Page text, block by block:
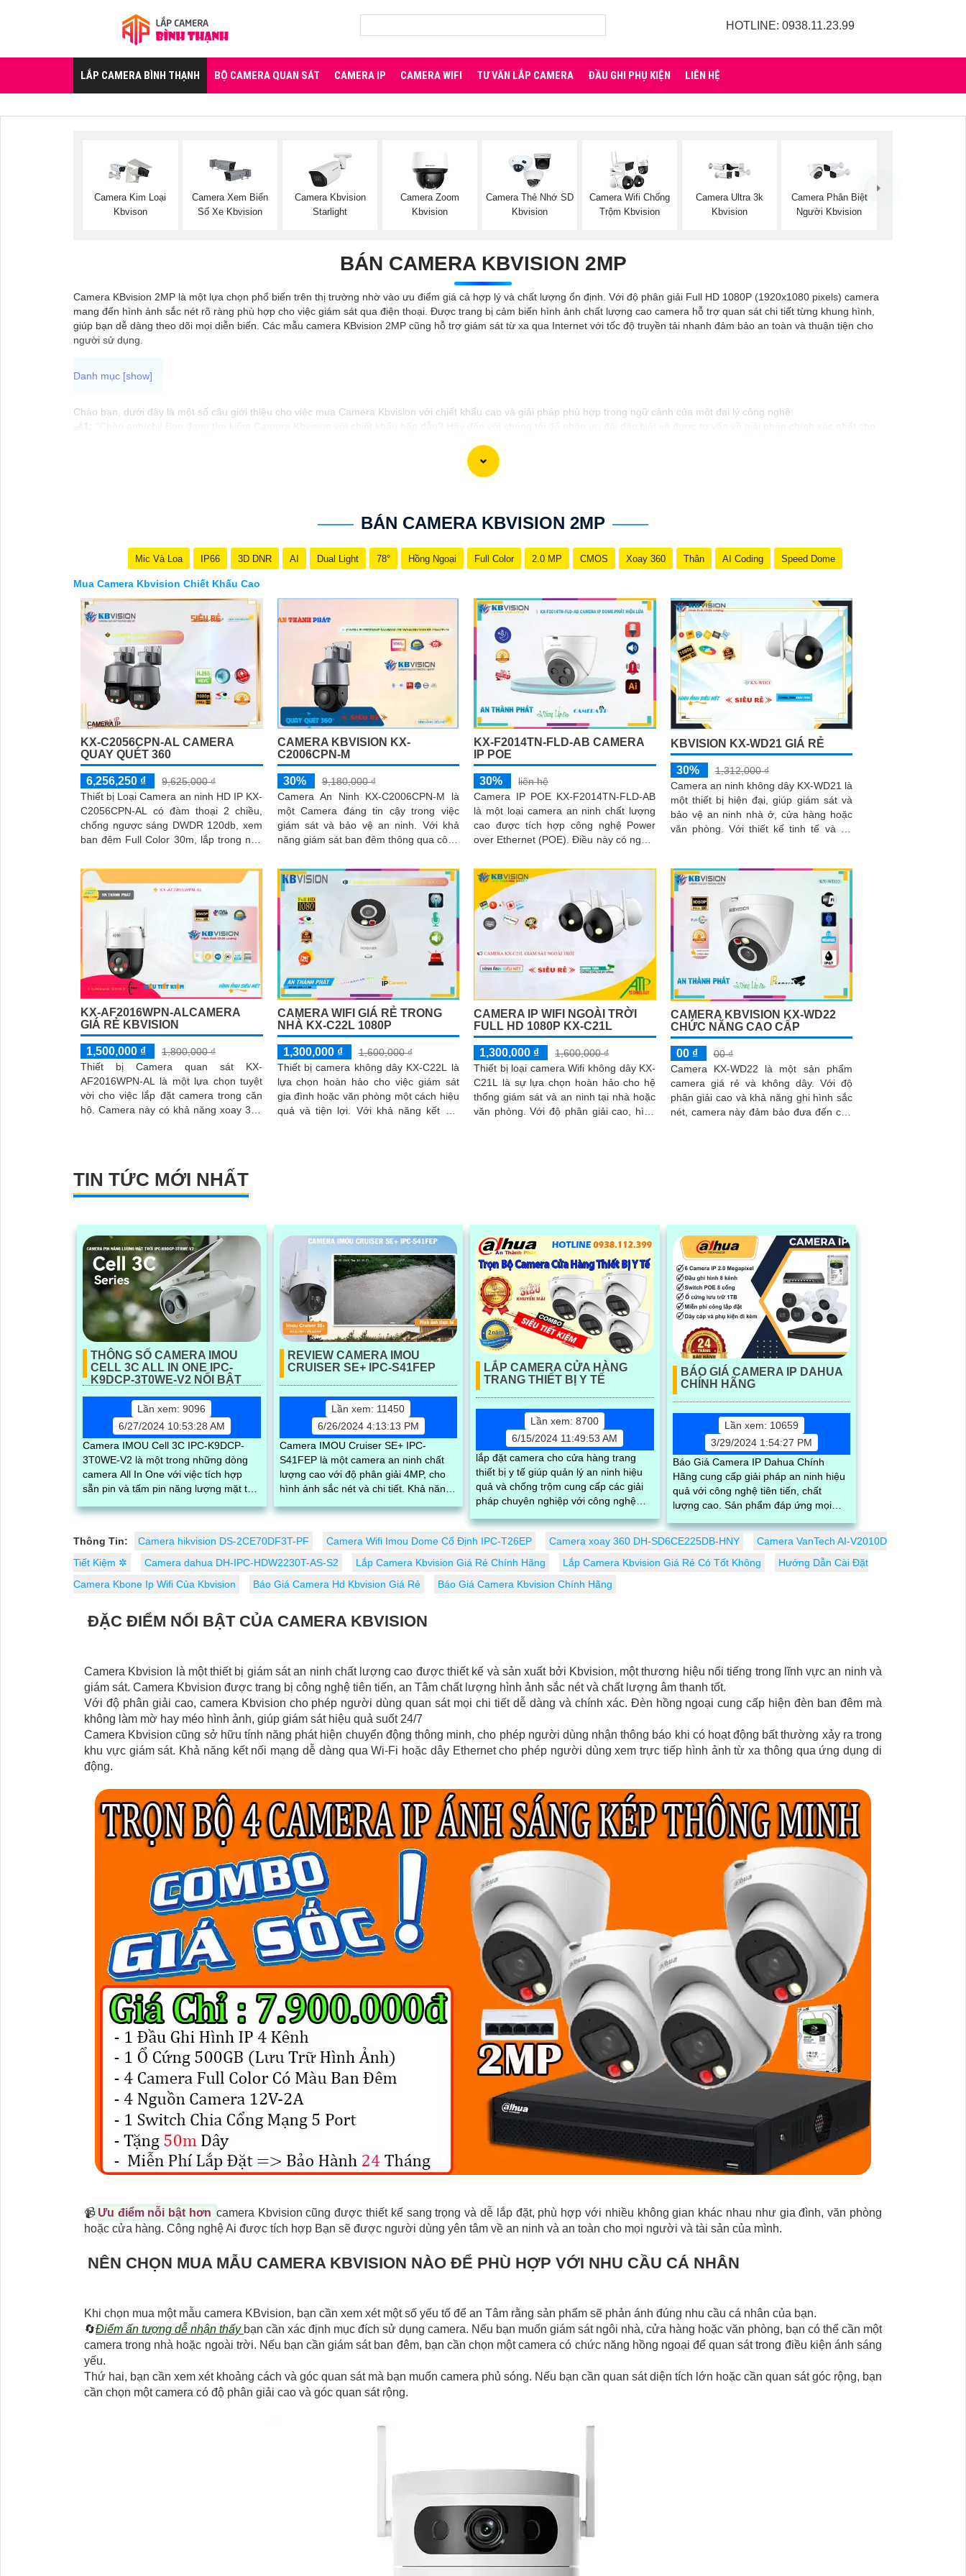
HOTLINE: 0938.11.23.99
LẮP CAMERA BÌNH THẠNH BỘ CAMERA QUAN SÁT CAMERA IP CAMERA WIFI TƯ VẤN LẮP CAMERA ĐẦU GHI PHỤ KIỆN LIÊN HỆ
Camera Kim Loại
Kbvison
Camera Xem Biển
Số Xe Kbvision
Camera Kbvision
Starlight
Camera Zoom
Kbvision
Camera Thẻ Nhớ SD
Kbvision
Camera Wifi Chống
Trộm Kbvision
Camera Ultra 3k
Kbvision
Camera Phân Biệt
Người Kbvision
BÁN CAMERA KBVISION 2MP
Camera KBvision 2MP là một lựa chọn phổ biến trên thị trường nhờ vào ưu điểm giá cả hợp lý và chất lượng ổn định. Với độ phân giải Full HD 1080P (1920x1080 pixels) camera
mang đến hình ảnh sắc nét rõ ràng phù hợp cho việc giám sát qua điện thoại. Được trang bị cảm biến hình ảnh chất lượng cao camera hỗ trợ quan sát chi tiết từng khung hình,
giúp bạn dễ dàng theo dõi mọi diễn biến. Các mẫu camera KBvision 2MP cũng hỗ trợ giám sát từ xa qua Internet với tốc độ truyền tải nhanh đảm bảo an toàn và thuận tiện cho
người sử dụng.
Chào bạn, dưới đây là một số câu giới thiệu cho việc mua Camera Kbvision với chiết khấu cao và giải pháp phù hợp trong ngữ cảnh của một đại lý công nghệ:
"Bạn muốn mua Camera Kbvision với giá ưu đãi và giải pháp phù hợp? Liên hệ ngay với chúng tôi để được hỗ trợ tốt nhất từ đội ngũ chuyên gia có kinh nghiệm!"
"Chúng tôi cam kết cung cấp Camera Kbvision chính hãng với chiết khấu cao nhất trên thị trường. Hãy đến với chúng tôi để trải nghiệm dịch vụ tốt nhất và nhận được sự tư
BÁN CAMERA KBVISION 2MP
Mic Và Loa IP66 3D DNR AI Dual Light 78° Hồng Ngoại Full Color 2.0 MP CMOS Xoay 360 Thân AI Coding Speed Dome
Mua Camera Kbvision Chiết Khấu Cao
KX-C2056CPN-AL CAMERA
QUAY QUÉT 360
6,256,250 ₫
9,625,000 ₫
Thiết bị Loại Camera an ninh HD IP KX-
C2056CPN-AL có đàm thoại 2 chiều,
chống ngược sáng DWDR 120db, xem
ban đêm Full Color 30m, lắp trong nhà
CAMERA KBVISION KX-
C2006CPN-M
30%
9,180,000 ₫
Camera An Ninh KX-C2006CPN-M là
một Camera đáng tin cậy trong việc
giám sát và bảo vệ an ninh. Với khả
năng giám sát ban đêm thông qua công
phù hợp sử dụng cho dự án dân dụng
KX-F2014TN-FLD-AB CAMERA
IP POE
30%
liên hệ
Camera IP POE KX-F2014TN-FLD-AB
là một loại camera an ninh chất lượng
cao được tích hợp công nghệ Power
over Ethernet (POE). Điều này có nghĩa
KBVISION KX-WD21 GIÁ RẺ
30%
1,312,000 ₫
Camera an ninh không dây KX-WD21 là
một thiết bị hiện đại, giúp giám sát và
bảo vệ an ninh nhà ở, cửa hàng hoặc
văn phòng. Với thiết kế tinh tế và dễ
KX-AF2016WPN-ALCAMERA
GIÁ RẺ KBVISION
1,500,000 ₫
1,800,000 ₫
Thiết bị Camera quan sát KX-
AF2016WPN-AL là một lựa chọn tuyệt
vời cho việc lắp đặt camera trong căn
hộ. Camera này có khả năng xoay 360
CAMERA WIFI GIÁ RẺ TRONG
NHÀ KX-C22L 1080P
1,300,000 ₫
1,600,000 ₫
Thiết bị camera không dây KX-C22L là
lựa chọn hoàn hảo cho việc giám sát
gia đình hoặc văn phòng một cách hiệu
quả và tiện lợi. Với khả năng kết nối
CAMERA IP WIFI NGOÀI TRỜI
FULL HD 1080P KX-C21L
1,300,000 ₫
1,600,000 ₫
Thiết bị loại camera Wifi không dây KX-
C21L là sự lựa chọn hoàn hảo cho hệ
thống giám sát và an ninh tại nhà hoặc
văn phòng. Với độ phân giải cao, hình
CAMERA KBVISION KX-WD22
CHỨC NĂNG CAO CẤP
00 ₫
00 ₫
Camera KX-WD22 là một sản phẩm
camera giá rẻ và không dây. Với độ
phân giải cao và khả năng ghi hình sắc
nét, camera này đảm bảo đưa đến cho
TIN TỨC MỚI NHẤT
THÔNG SỐ CAMERA IMOU
CELL 3C ALL IN ONE IPC-
K9DCP-3T0WE-V2 NỔI BẬT
Lần xem: 9096
6/27/2024 10:53:28 AM
Camera IMOU Cell 3C IPC-K9DCP-
3T0WE-V2 là một trong những dòng
camera All In One với việc tích hợp
sẵn pin và tấm pin năng lượng mặt trời
số...
REVIEW CAMERA IMOU
CRUISER SE+ IPC-S41FEP
Lần xem: 11450
6/26/2024 4:13:13 PM
Camera IMOU Cruiser SE+ IPC-
S41FEP là một camera an ninh chất
lượng cao với độ phân giải 4MP, cho
hình ảnh sắc nét và chi tiết. Khả năng
bụi bẩn...
LẮP CAMERA CỬA HÀNG
TRANG THIẾT BỊ Y TẾ
Lần xem: 8700
6/15/2024 11:49:53 AM
lắp đặt camera cho cửa hàng trang
thiết bị y tế giúp quản lý an ninh hiệu
quả và chống trộm cung cấp các giải
pháp chuyên nghiệp với công nghệ
ảnh sắc nét và ghi lại đầy đủ thông tin.
BÁO GIÁ CAMERA IP DAHUA
CHÍNH HÃNG
Lần xem: 10659
3/29/2024 1:54:27 PM
Báo Giá Camera IP Dahua Chính
Hãng cung cấp giải pháp an ninh hiệu
quả với công nghệ tiên tiến, chất
lượng cao. Sản phẩm đáp ứng mọi
phòng ngủ, văn phòng, cửa hàng hay
công trình công cộng
Thông Tin: Camera hikvision DS-2CE70DF3T-PF Camera Wifi Imou Dome Cố Định IPC-T26EP Camera xoay 360 DH-SD6CE225DB-HNY
Camera VanTech AI-V2010D
Tiết Kiệm ✲
Camera dahua DH-IPC-HDW2230T-AS-S2 Lắp Camera Kbvision Giá Rẻ Chính Hãng Lắp Camera Kbvision Giá Rẻ Có Tốt Không
Hướng Dẫn Cài Đặt
Camera Kbone Ip Wifi Của Kbvision
Báo Giá Camera Hd Kbvision Giá Rẻ Báo Giá Camera Kbvision Chính Hãng
ĐẶC ĐIỂM NỔI BẬT CỦA CAMERA KBVISION
Camera Kbvision là một thiết bị giám sát an ninh chất lượng cao được thiết kế và sản xuất bởi Kbvision, một thương hiệu nổi tiếng trong lĩnh vực an ninh và
giám sát. Camera Kbvision được trang bị công nghệ tiên tiến, an Tâm chất lượng hình ảnh sắc nét và chất lượng âm thanh tốt.
Với độ phân giải cao, camera Kbvision cho phép người dùng quan sát mọi chi tiết dễ dàng và chính xác. Đèn hồng ngoại cung cấp hiện đèn ban đêm mà
không làm mờ hay méo hình ảnh, giúp giám sát hiệu quả suốt 24/7
Camera Kbvision cũng sở hữu tính năng phát hiện chuyển động thông minh, cho phép người dùng nhận thông báo khi có hoạt động bất thường xảy ra trong
khu vực giám sát. Khả năng kết nối mạng dễ dàng qua Wi-Fi hoặc dây Ethernet cho phép người dùng xem trực tiếp hình ảnh từ xa thông qua ứng dụng di
động.
📹 Ưu điểm nỗi bật hơn camera Kbvision cũng được thiết kế sang trọng và dễ lắp đặt, phù hợp với nhiều không gian khác nhau như gia đình, văn phòng
hoặc cửa hàng. Công nghệ Ai được tích hợp Bạn sẽ được người dùng yên tâm về an ninh và an toàn cho mọi người và tài sản của mình.
NÊN CHỌN MUA MẪU CAMERA KBVISION NÀO ĐỂ PHÙ HỢP VỚI NHU CẦU CÁ NHÂN
Khi chọn mua một mẫu camera KBvision, bạn cần xem xét một số yếu tố để an Tâm rằng sản phẩm sẽ phản ánh đúng nhu cầu cá nhân của bạn.
🔄Điểm ấn tượng dễ nhận thấy bạn cần xác định mục đích sử dụng camera. Nếu bạn muốn giám sát ngôi nhà, cửa hàng hoặc văn phòng, bạn có thể cần một
camera trong nhà hoặc ngoài trời. Nếu bạn cần giám sát ban đêm, bạn cần chọn một camera có chức năng hồng ngoại để quan sát trong điều kiện ánh sáng
yếu.
Thứ hai, bạn cần xem xét khoảng cách và góc quan sát mà bạn muốn camera phủ sóng. Nếu bạn cần quan sát diện tích lớn hoặc cần quan sát góc rộng, bạn
cần chọn một camera có độ phân giải cao và góc quan sát rộng.